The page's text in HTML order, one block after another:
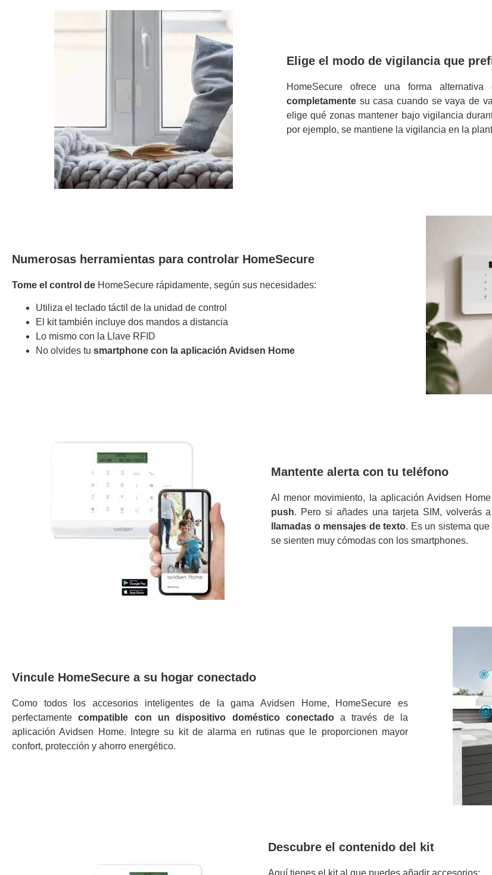
Elige el modo de vigilancia que
HomeSecure ofrece una forma
completamente su casa cuando se vaya de
elige qué zonas mantener bajo vigilancia
por ejemplo, se mantiene la vigilancia en la
Numerosas herramientas para controlar HomeSecure
Tome el control de HomeSecure rápidamente, según sus necesidades:
Utiliza el teclado táctil de la unidad de control
El kit también incluye dos mandos a distancia
Lo mismo con la Llave RFID
No olvides tu smartphone con la aplicación Avidsen Home
Mantente alerta con tu teléfono
Al menor movimiento, la aplicación Avidsen
push. Pero si añades una tarjeta SIM, volverás
llamadas o mensajes de texto. Es un sistema
se sienten muy cómodas con los smartphones.
Vincule HomeSecure a su hogar conectado
Como todos los accesorios inteligentes de la gama Avidsen Home, HomeSecure es
perfectamentecompatible con un dispositivo doméstico conectadoa través de la
aplicación Avidsen Home. Integre su kit de alarma en rutinas que le proporcionen mayor
confort, protección y ahorro energético.
Descubre el contenido del kit
Aquí tienes el kit al que puedes añadir accesorios: